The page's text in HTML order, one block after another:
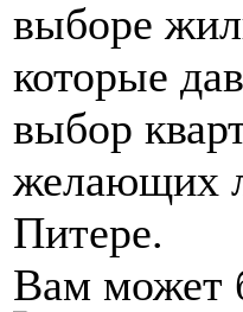
выборе
которые
выбор
желающих
Питере.
Вам может